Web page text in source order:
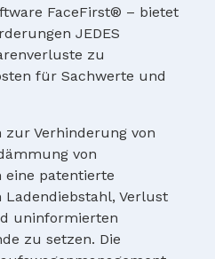
FaceFirst® – bietet
JEDES
zu
für Sachwerte und
zur Verhinderung von
von
eine patentierte
Verlust
uninformierten
zu setzen. Die